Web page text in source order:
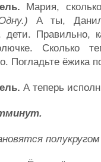
. Мария,
дну.) А ты,
Правильно,
Сколько
Погладьте ёжика
. А теперь
полукругом